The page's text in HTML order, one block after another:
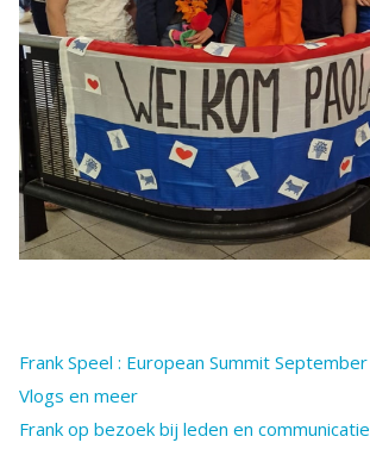
Frank Speel : European Summit September
Vlogs en meer
Frank op bezoek bij leden en communicatie